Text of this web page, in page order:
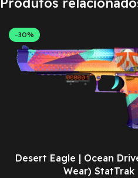
-30%
Desert Eagle | Ocean
Wear) StatTrak